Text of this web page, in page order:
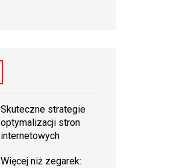
Skuteczne strategie
optymalizacji stron
internetowych
Więcej niż zegarek: